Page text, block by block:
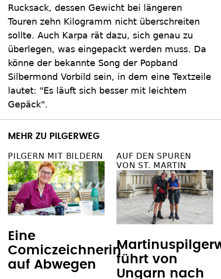
Rucksack, dessen Gewicht bei längeren
Touren zehn Kilogramm nicht überschreiten
sollte. Auch Karpa rät dazu, sich genau zu
überlegen, was eingepackt werden muss. Da
könne der bekannte Song der Popband
Silbermond Vorbild sein, in dem eine Textzeile
lautet: "Es läuft sich besser mit leichtem
Gepäck".
MEHR ZU PILGERWEG
PILGERN MIT BILDERN
Eine
Comiczeichnerin
auf Abwegen
AUF DEN SPUREN
VON ST. MARTIN
führt von
Ungarn nach